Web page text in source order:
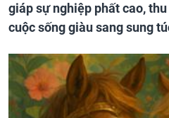
giáp sự nghiệp phất cao,
cuộc sống giàu sang sung